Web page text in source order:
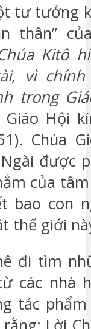
tư tưởng
thân”
Kitô
vì
trong
Hội
Chúa
được
của
bao con
thế giới
đi tìm
các nhà
tác